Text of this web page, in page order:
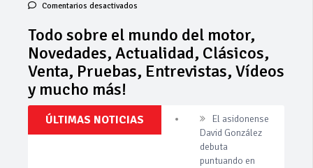
Comentarios desactivados
el
mundo
del
motor,
Venta,
Pruebas,
Todo sobre el mundo del motor,
Novedades, Actualidad, Clásicos,
Venta, Pruebas, Entrevistas, Vídeos
y mucho más!
ÚLTIMAS NOTICIAS
Invercar
amplía su flota
de vehículos de
manos de